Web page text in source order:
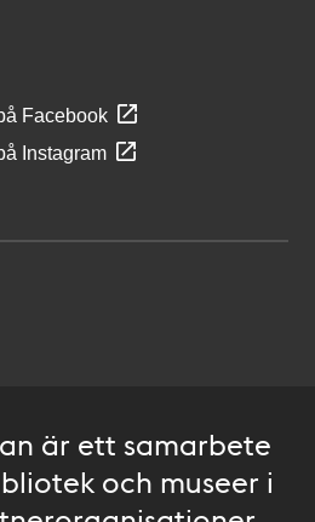
Facebook
Instagram
är ett samarbete
och museer i